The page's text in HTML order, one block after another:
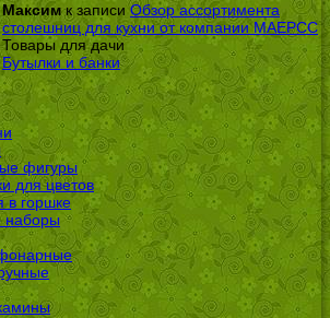
Максимк записиОбзор ассортимента
столешниц для кухни от компании МАЕРСС
Товары для дачи
Бутылки и банки
фигуры
для цветов
в горшке
наборы